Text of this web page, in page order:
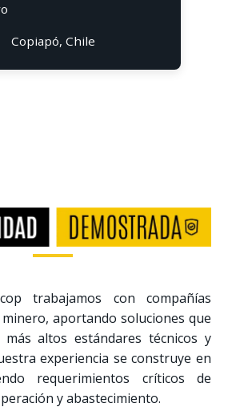
Copiapó, Chile
trabajamos con compañías
aportando soluciones que
altos estándares técnicos y
experiencia se construye en
requerimientos críticos de
y abastecimiento.